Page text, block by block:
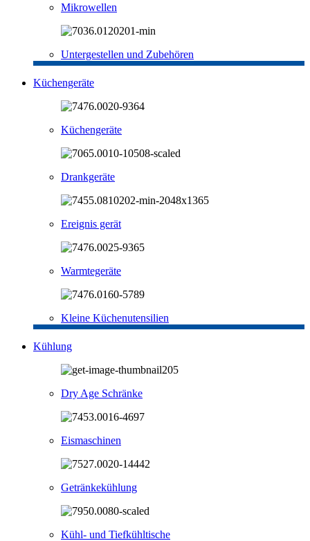
Mikrowellen
Untergestellen und Zubehören
Küchengeräte
Küchengeräte
Drankgeräte
Ereignis gerät
Warmtegeräte
Kleine Küchenutensilien
Kühlung
Dry Age Schränke
Eismaschinen
Getränkekühlung
Kühl- und Tiefkühltische